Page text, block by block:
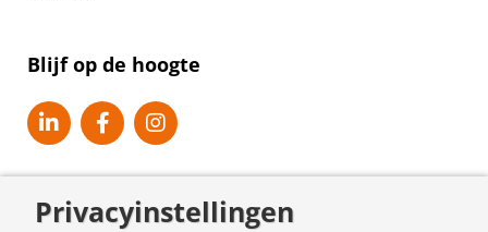
Blijf op de hoogte
Privacyinstellingen